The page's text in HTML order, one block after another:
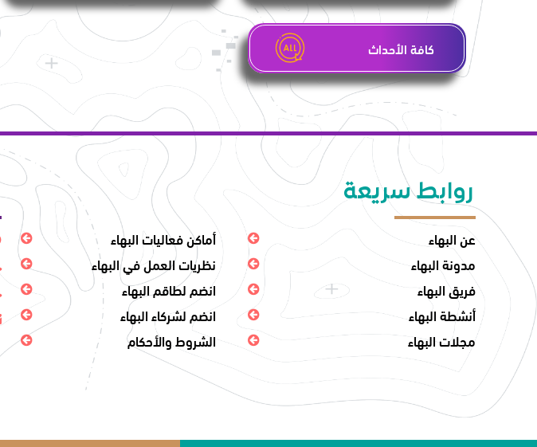
كافة الأحداث
روابط سريعة
عن البهاء
مدونة البهاء
فريق البهاء
أنشطة البهاء
مجلات البهاء
أماكن فعاليات البهاء
نظريات العمل في البهاء
انضم لطاقم البهاء
انضم لشركاء البهاء
الشروط والأحكام